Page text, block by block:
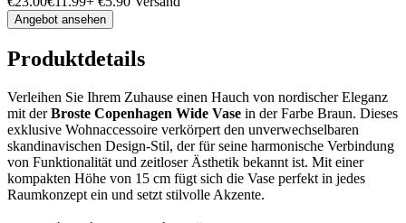
Angebot ansehen
Produktdetails
Verleihen Sie Ihrem Zuhause einen Hauch von nordischer Eleganz
mit derBroste Copenhagen Wide Vase in der Farbe Braun. Dieses
exklusive Wohnaccessoire verkörpert den unverwechselbaren
skandinavischen Design-Stil, der für seine harmonische Verbindung
von Funktionalität und zeitloser Ästhetik bekannt ist. Mit einer
kompakten Höhe von 15 cm fügt sich die Vase perfekt in jedes
Raumkonzept ein und setzt stilvolle Akzente.